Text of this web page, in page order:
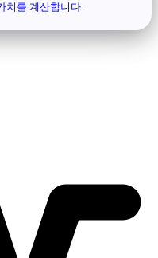
치를 계산합니다.